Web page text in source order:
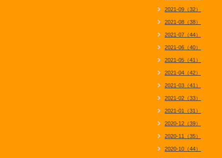
2021-09（32）
2021-08（38）
2021-07（44）
2021-06（40）
2021-05（41）
2021-04（42）
2021-03（41）
2021-02（33）
2021-01（31）
2020-12（39）
2020-11（35）
2020-10（44）